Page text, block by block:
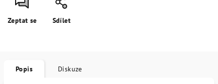
Zeptat se Sdílet
Popis Diskuze